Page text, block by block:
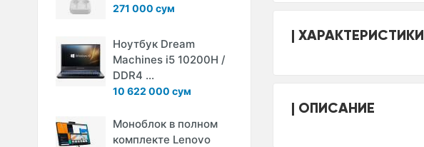
ХАРАКТЕРИСТИКИ
ОПИСАНИЕ
271 000 сум
Ноутбук Dream
Machines i5 10200H /
DDR4 ...
10 622 000 сум
Моноблок в полном
комплекте Lenovo